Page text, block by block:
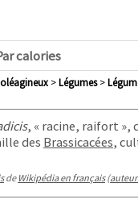
calories
> légumes>
, « racine, raifort »,
des Brassicacées,
de Wikipédia en français(